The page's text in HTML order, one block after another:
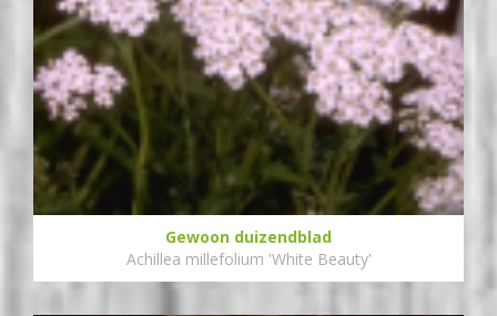
Gewoon duizendblad
Achillea millefolium 'White Beauty'